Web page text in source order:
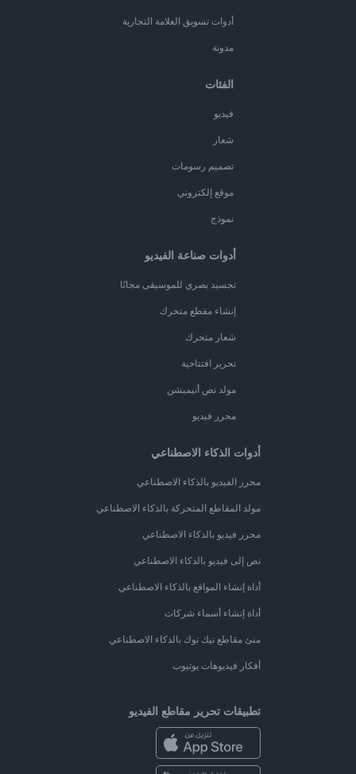
أدوات تسويق العلامة التجارية
مدونة
الفئات
فيديو
شعار
تصميم رسومات
موقع إلكتروني
نموذج
أدوات صناعة الفيديو
تجسيد بصري للموسيقى مجانًا
إنشاء مقطع متحرك
شعار متحرك
تحرير افتتاحية
مولد نص أنيميشن
محرر فيديو
أدوات الذكاء الاصطناعي
محرر الفيديو بالذكاء الاصطناعي
مولد المقاطع المتحركة بالذكاء الاصطناعي
محرر فيديو بالذكاء الاصطناعي
نص إلى فيديو بالذكاء الاصطناعي
أداة إنشاء المواقع بالذكاء الاصطناعي
أداة إنشاء أسماء شركات
منئ مقاطع تيك توك بالذكاء الاصطناعي
أفكار فيديوهات يوتيوب
تطبيقات تحرير مقاطع الفيديو